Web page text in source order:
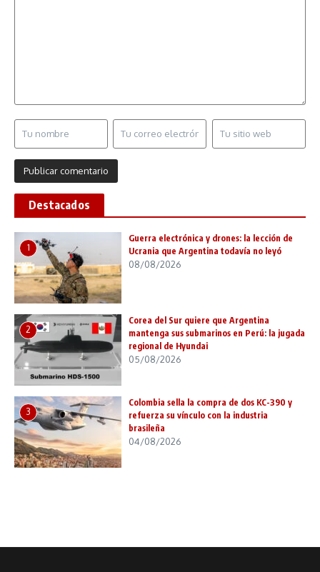
Destacados
1
Guerra electrónica y drones: la lección de
Ucrania que Argentina todavía no leyó
08/08/2026
2
Corea del Sur quiere que Argentina
mantenga sus submarinos en Perú: la jugada
regional de Hyundai
05/08/2026
3
Colombia sella la compra de dos KC-390 y
refuerza su vínculo con la industria
brasileña
04/08/2026